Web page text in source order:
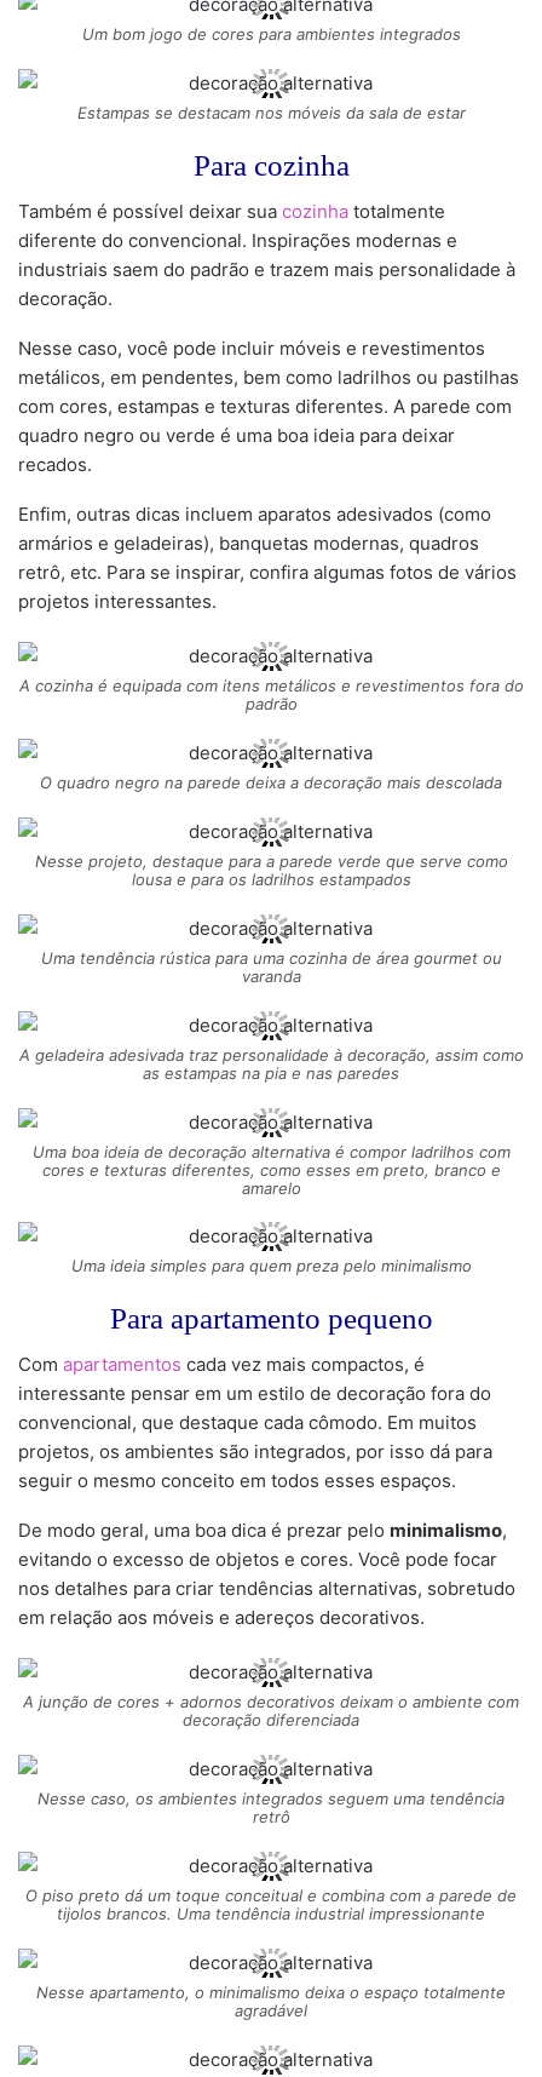
Um bom jogo de cores para ambientes integrados
Estampas se destacam nos móveis da sala de estar
Para cozinha
Também é possível deixar sua cozinha totalmente
diferente do convencional. Inspirações modernas e
industriais saem do padrão e trazem mais personalidade à
decoração.
Nesse caso, você pode incluir móveis e revestimentos
metálicos, em pendentes, bem como ladrilhos ou pastilhas
com cores, estampas e texturas diferentes. A parede com
quadro negro ou verde é uma boa ideia para deixar
recados.
Enfim, outras dicas incluem aparatos adesivados (como
armários e geladeiras), banquetas modernas, quadros
retrô, etc. Para se inspirar, confira algumas fotos de vários
projetos interessantes.
A cozinha é equipada com itens metálicos e revestimentos fora do
padrão
O quadro negro na parede deixa a decoração mais descolada
Nesse projeto, destaque para a parede verde que serve como
lousa e para os ladrilhos estampados
Uma tendência rústica para uma cozinha de área gourmet ou
varanda
A geladeira adesivada traz personalidade à decoração, assim como
as estampas na pia e nas paredes
Uma boa ideia de decoração alternativa é compor ladrilhos com
cores e texturas diferentes, como esses em preto, branco e
amarelo
Uma ideia simples para quem preza pelo minimalismo
Para apartamento pequeno
Com apartamentos cada vez mais compactos, é
interessante pensar em um estilo de decoração fora do
convencional, que destaque cada cômodo. Em muitos
projetos, os ambientes são integrados, por isso dá para
seguir o mesmo conceito em todos esses espaços.
De modo geral, uma boa dica é prezar pelo minimalismo,
evitando o excesso de objetos e cores. Você pode focar
nos detalhes para criar tendências alternativas, sobretudo
em relação aos móveis e adereços decorativos.
A junção de cores + adornos decorativos deixam o ambiente com
decoração diferenciada
Nesse caso, os ambientes integrados seguem uma tendência
retrô
O piso preto dá um toque conceitual e combina com a parede de
tijolos brancos. Uma tendência industrial impressionante
Nesse apartamento, o minimalismo deixa o espaço totalmente
agradável